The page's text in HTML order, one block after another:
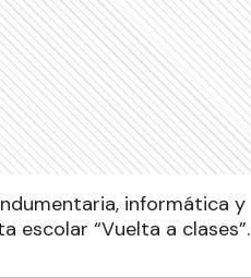
informática y
escolar “Vuelta a clases”.